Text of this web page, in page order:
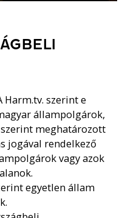
Harm.tv. szerint e
állampolgárok,
meghatározott
jogával rendelkező
vagy azok
egyetlen állam